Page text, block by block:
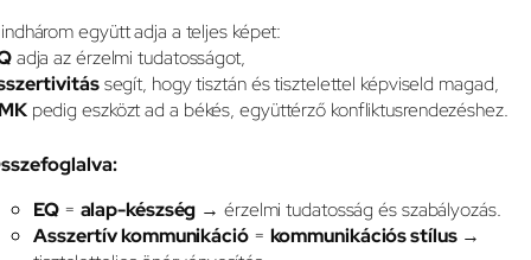
együtt adja a teljes képet:
adja az érzelmi tudatosságot,
segít, hogy tisztán és tisztelettel képviseld magad,
pedig eszközt ad a békés, együttérző konfliktusrendezéshez.
EQ= alap-készség → érzelmi tudatosság és szabályozás.
Asszertív kommunikáció= kommunikációs stílus→